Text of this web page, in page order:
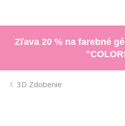
Zľava 20 % na farebné
3D Zdobenie